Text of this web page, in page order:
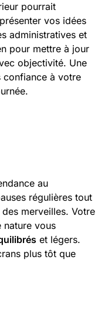
pourrait
vos idées
administratives et
pour mettre à jour
objectivité. Une
confiance à votre
au
régulières tout
merveilles. Votre
nature vous
et légers.
plus tôt que